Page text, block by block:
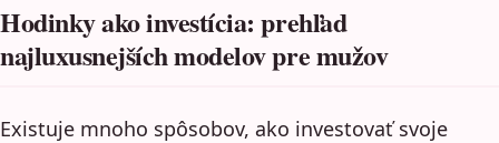
Hodinky ako investícia: prehľad
najluxusnejších modelov pre mužov
Existuje mnoho spôsobov, ako investovať svoje